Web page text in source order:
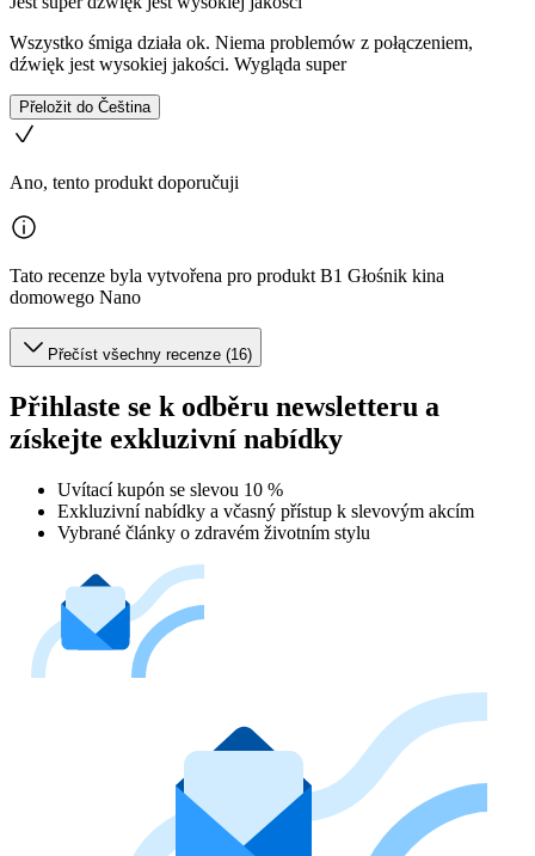
Wszystko śmiga działa ok. Niema problemów z połączeniem,
dźwięk jest wysokiej jakości. Wygląda super
Přeložit do Čeština
Ano, tento produkt doporučuji
Tato recenze byla vytvořena pro produkt B1 Głośnik kina
domowego Nano
Přečíst všechny recenze (16)
Přihlaste se k odběru newsletteru a
získejte exkluzivní nabídky
Uvítací kupón se slevou 10 %
Exkluzivní nabídky a včasný přístup k slevovým akcím
Vybrané články o zdravém životním stylu